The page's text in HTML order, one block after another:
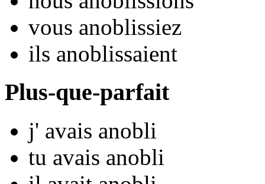
vous anoblissiez
ils anoblissaient
Plus-que-parfait
j' avais anobli
tu avais anobli